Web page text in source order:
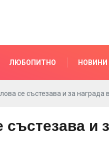
ЛЮБОПИТНО НОВИНИ
се състезава и за награда
и